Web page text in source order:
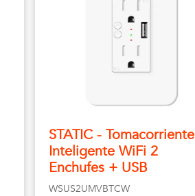
STATIC - Tomacorriente
Inteligente WiFi 2
Enchufes + USB
WSUS2UMVBTCW